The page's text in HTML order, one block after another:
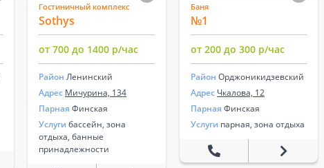
Гостиничный комплекс
Sothys
от 700 до 1400 р/час
Район Ленинский
Адрес Мичурина, 134
Парная Финская
Услуги бассейн, зона
отдыха, банные
принадлежности
Баня
№1
от 200 до 300 р/час
Район Орджоникидзевский
Адрес Чкалова, 12
Парная Финская
Услуги парная, зона отдыха